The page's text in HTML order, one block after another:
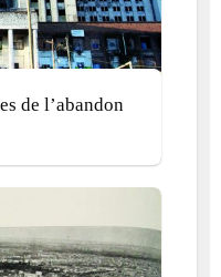
de l’abandon